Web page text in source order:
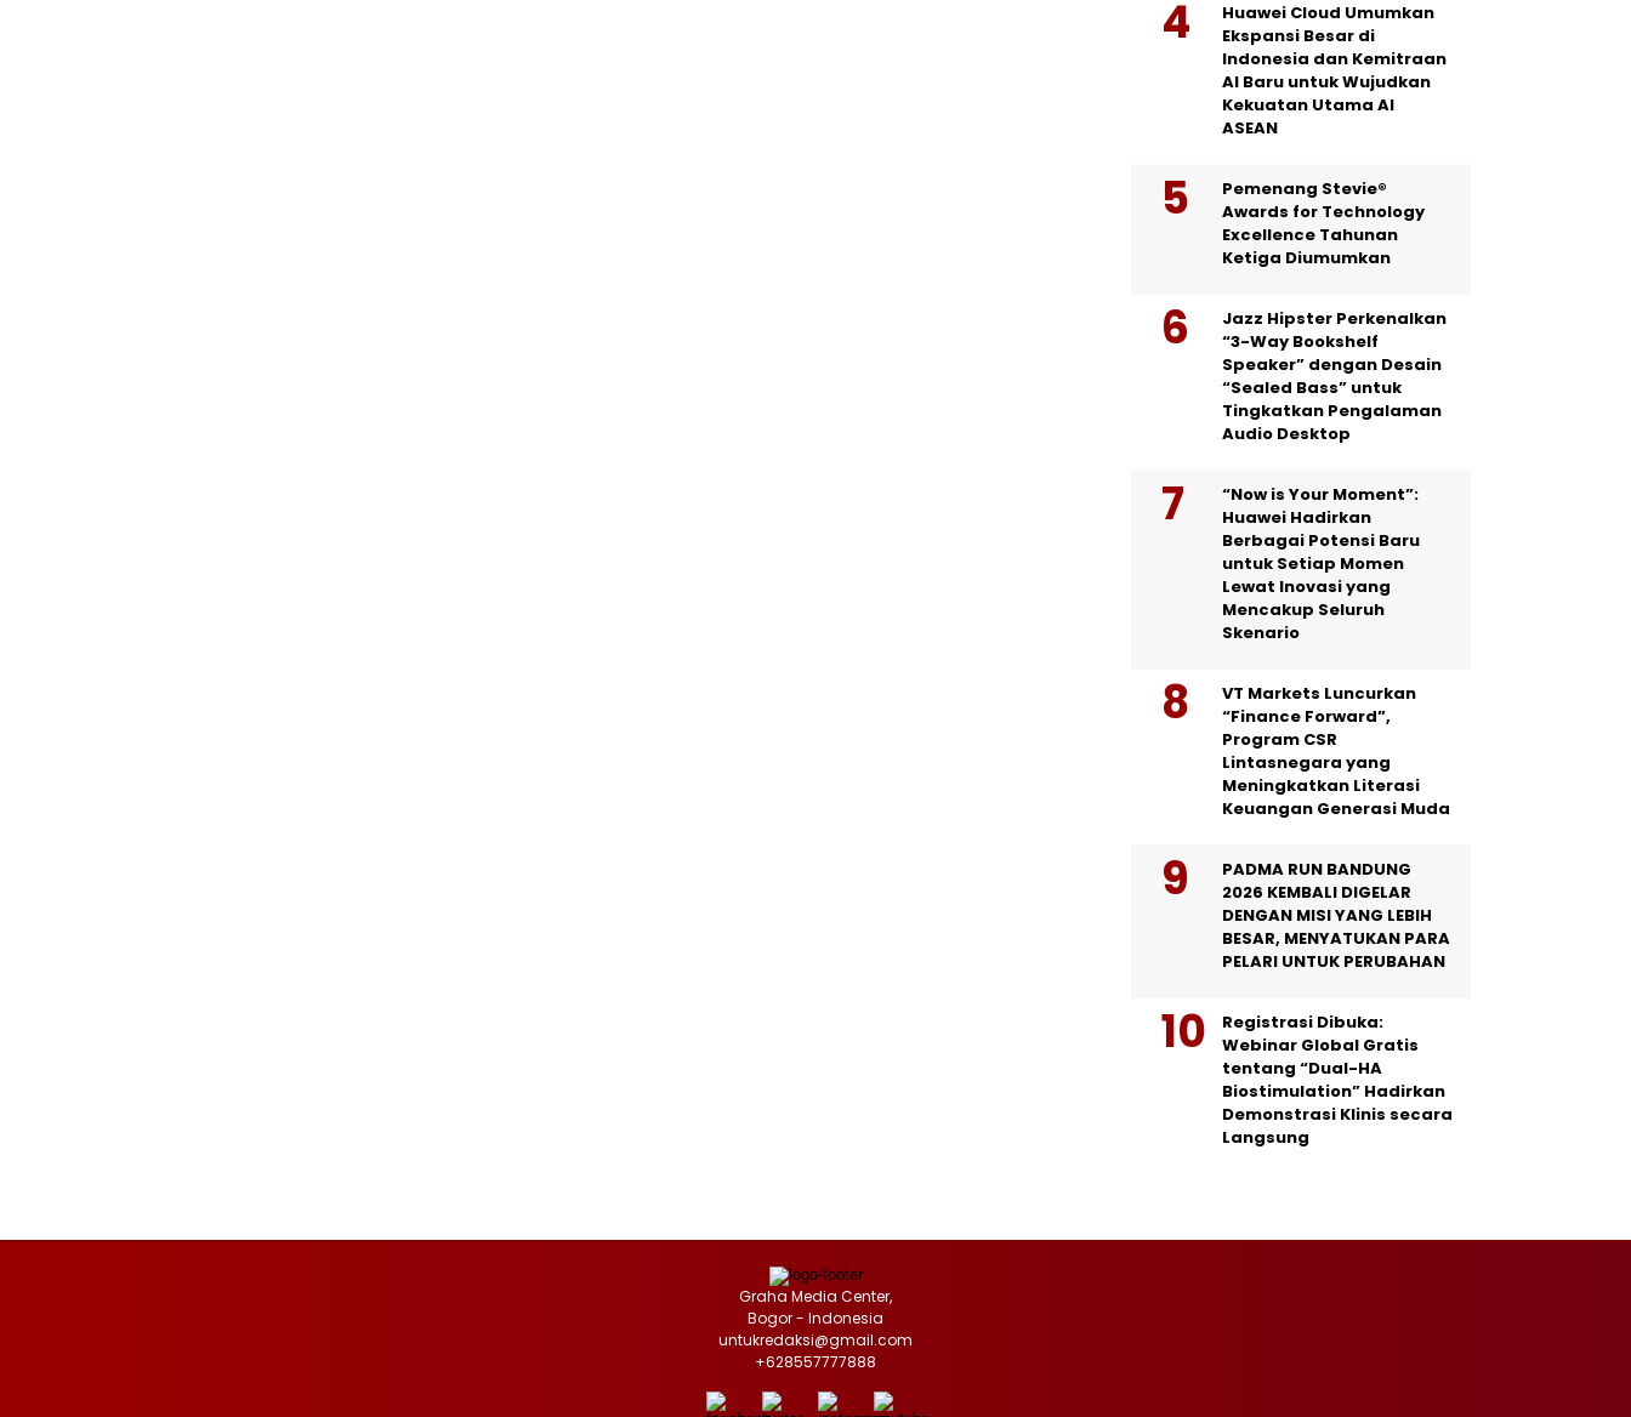
Huawei Cloud Umumkan
Ekspansi Besar di
Indonesia dan Kemitraan
AI Baru untuk Wujudkan
Kekuatan Utama AI
ASEAN
Pemenang Stevie®
Awards for Technology
Excellence Tahunan
Ketiga Diumumkan
Jazz Hipster Perkenalkan
“3-Way Bookshelf
Speaker” dengan Desain
“Sealed Bass” untuk
Tingkatkan Pengalaman
Audio Desktop
“Now is Your Moment”:
Huawei Hadirkan
Berbagai Potensi Baru
untuk Setiap Momen
Lewat Inovasi yang
Mencakup Seluruh
Skenario
VT Markets Luncurkan
“Finance Forward”,
Program CSR
Lintasnegara yang
Meningkatkan Literasi
Keuangan Generasi Muda
PADMA RUN BANDUNG
2026 KEMBALI DIGELAR
DENGAN MISI YANG LEBIH
BESAR, MENYATUKAN PARA
PELARI UNTUK PERUBAHAN
Registrasi Dibuka:
Webinar Global Gratis
tentang “Dual-HA
Biostimulation” Hadirkan
Demonstrasi Klinis secara
Langsung
Graha Media Center,
Bogor - Indonesia
untukredaksi@gmail.com
+628557777888